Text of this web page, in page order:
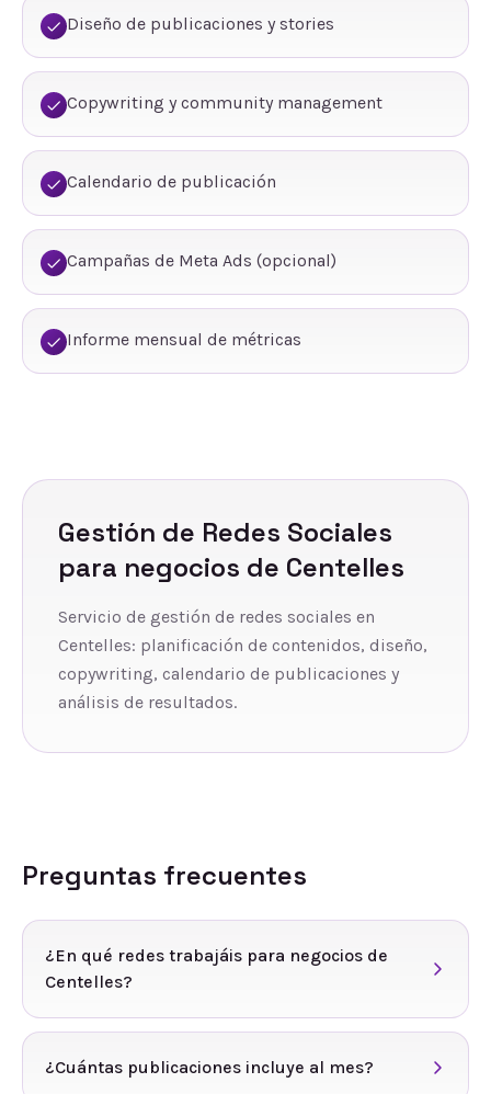
Diseño de publicaciones y stories
Copywriting y community management
Calendario de publicación
Campañas de Meta Ads (opcional)
Informe mensual de métricas
Gestión de Redes Sociales
para negocios de Centelles
Servicio de gestión de redes sociales en
Centelles: planificación de contenidos, diseño,
copywriting, calendario de publicaciones y
análisis de resultados.
Preguntas frecuentes
¿En qué redes trabajáis para negocios de
Centelles?
¿Cuántas publicaciones incluye al mes?